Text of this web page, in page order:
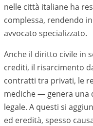
nelle città italiane ha
complessa, rendendo
avvocato specializzato.
Anche il diritto civile in
crediti, il risarcimento
contratti tra privati, le
mediche — genera una
legale. A questi si
ed eredità, spesso